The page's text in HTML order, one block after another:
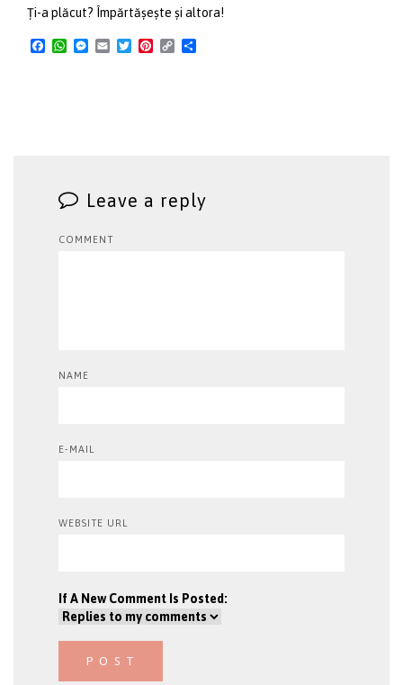
Ți-a plăcut? Împărtășește și altora!
Facebook
WhatsApp
Messenger
EmailTwitterPinterest
Copy
Leave a reply
COMMENT
NAME
E-MAIL
WEBSITE URL
If A New Comment Is Posted: